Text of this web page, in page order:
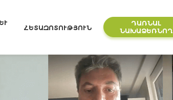
Մ
ՀԵՏԱԶՈՏՈՒԹՅՈՒՆ
ԴԱՌՆԱԼ
ՆԱԽԱՁԵՌՆՈՂ